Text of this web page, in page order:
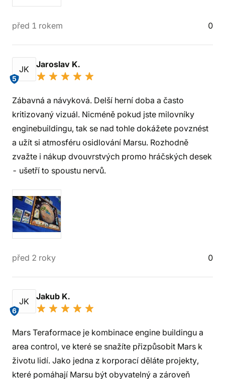
před 1 rokem 0
JK
5
Jaroslav K.
Zábavná a návyková. Delší herní doba a často
kritizovaný vizuál. Nicméně pokud jste milovníky
enginebuildingu, tak se nad tohle dokážete povznést
a užít si atmosféru osidlování Marsu. Rozhodně
zvažte i nákup dvouvrstvých promo hráčských desek
- ušetří to spoustu nervů.
před 2 roky 0
JK
6
Jakub K.
Mars Teraformace je kombinace engine buildingu a
area control, ve které se snažíte přizpůsobit Mars k
životu lidí. Jako jedna z korporací děláte projekty,
které pomáhají Marsu být obyvatelný a zároveň